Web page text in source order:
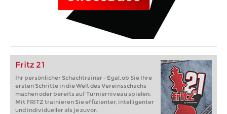
Fritz 21
Ihr persönlicher Schachtrainer - Egal, ob Sie Ihre
ersten Schritte in die Welt des Vereinsschachs
machen oder bereits auf Turnierniveau spielen:
Mit FRITZ trainieren Sie effizienter, intelligenter
und individueller als je zuvor.